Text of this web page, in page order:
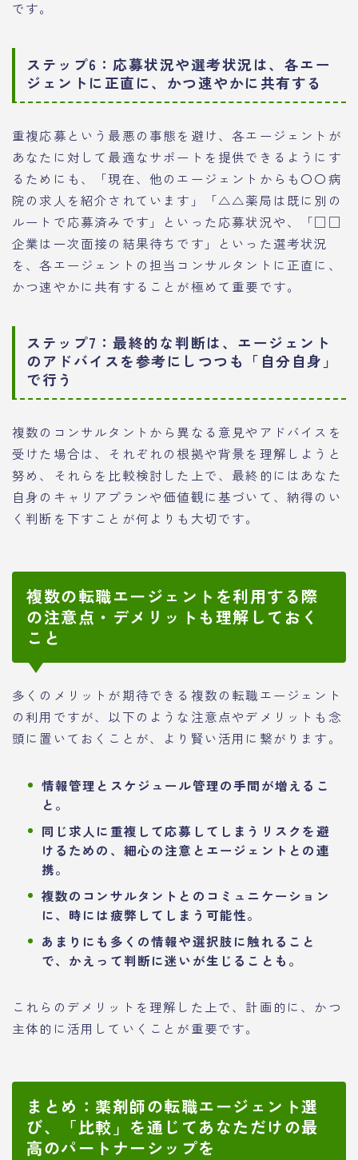
です。
ステップ6：応募状況や選考状況は、各エー
ジェントに正直に、かつ速やかに共有する
重複応募という最悪の事態を避け、各エージェントが
あなたに対して最適なサポートを提供できるようにす
るためにも、「現在、他のエージェントからも〇〇病
院の求人を紹介されています」「△△薬局は既に別の
ルートで応募済みです」といった応募状況や、「□□
企業は一次面接の結果待ちです」といった選考状況
を、各エージェントの担当コンサルタントに正直に、
かつ速やかに共有することが極めて重要です。
ステップ7：最終的な判断は、エージェント
のアドバイスを参考にしつつも「自分自身」
で行う
複数のコンサルタントから異なる意見やアドバイスを
受けた場合は、それぞれの根拠や背景を理解しようと
努め、それらを比較検討した上で、最終的にはあなた
自身のキャリアプランや価値観に基づいて、納得のい
く判断を下すことが何よりも大切です。
複数の転職エージェントを利用する際
の注意点・デメリットも理解しておく
こと
多くのメリットが期待できる複数の転職エージェント
の利用ですが、以下のような注意点やデメリットも念
頭に置いておくことが、より賢い活用に繋がります。
情報管理とスケジュール管理の手間が増えるこ
と。
同じ求人に重複して応募してしまうリスクを避
けるための、細心の注意とエージェントとの連
携。
複数のコンサルタントとのコミュニケーション
に、時には疲弊してしまう可能性。
あまりにも多くの情報や選択肢に触れること
で、かえって判断に迷いが生じることも。
これらのデメリットを理解した上で、計画的に、かつ
主体的に活用していくことが重要です。
まとめ：薬剤師の転職エージェント選
び、「比較」を通じてあなただけの最
高のパートナーシップを